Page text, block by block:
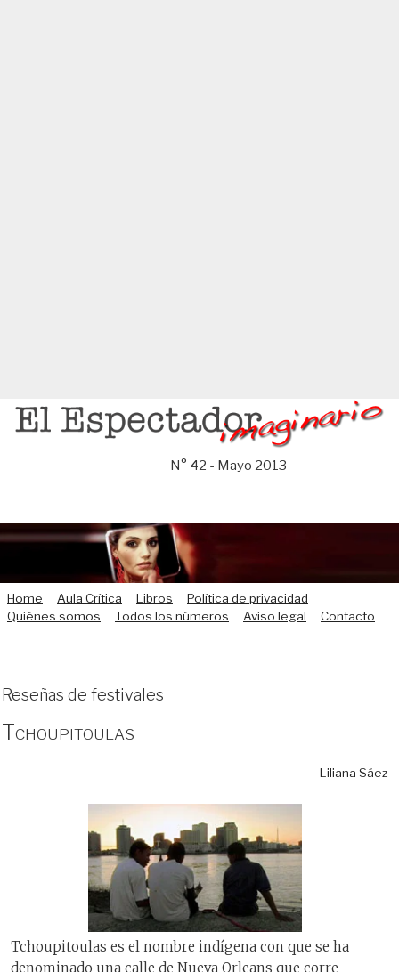
Saltar
N° 42 - Mayo 2013
Home Aula Crítica Libros
Política de privacidad
Quiénes somos
Todos los números Aviso legal Contacto
Reseñas de festivales
Tchoupitoulas
Liliana Sáez
Tchoupitoulas es el nombre indígena con que se ha
denominado una calle de Nueva Orleans que corre